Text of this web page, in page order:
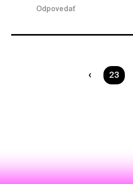
Odpovedať
Ste
23